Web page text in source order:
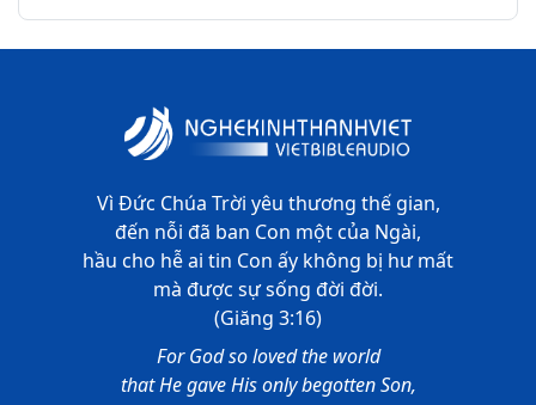
Vì Đức Chúa Trời yêu thương thế gian,
đến nỗi đã ban Con một của Ngài,
hầu cho hễ ai tin Con ấy không bị hư mất
mà được sự sống đời đời.
(Giăng 3:16)
For God so loved the world
that He gave His only begotten Son,